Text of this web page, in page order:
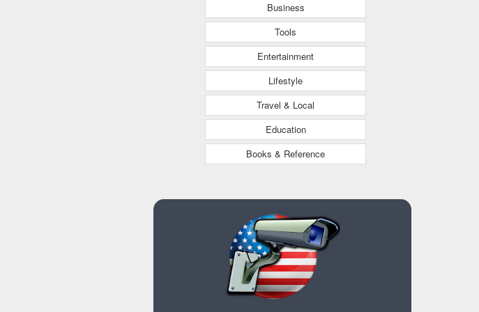
Business
Tools
Entertainment
Lifestyle
Travel & Local
Education
Books & Reference